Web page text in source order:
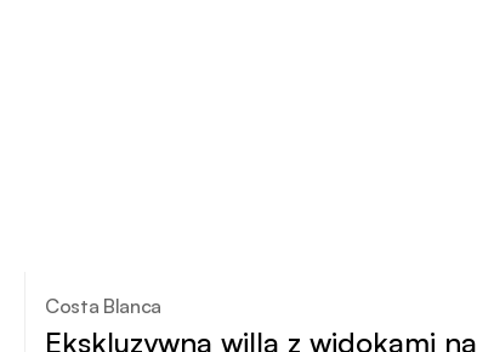
Costa Blanca
Ekskluzywna willa z widokami na